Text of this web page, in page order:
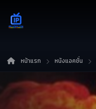
หน้าแรก หนังแอคชั่น